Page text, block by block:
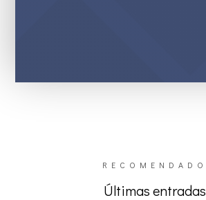
RECOMENDADO
Últimas entradas